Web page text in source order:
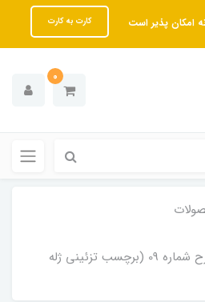
امکان پذیر است کارت به کارت
0
استیکر ژله ای ضد آب طرح شماره 09 (برچسب تزئینی ژله